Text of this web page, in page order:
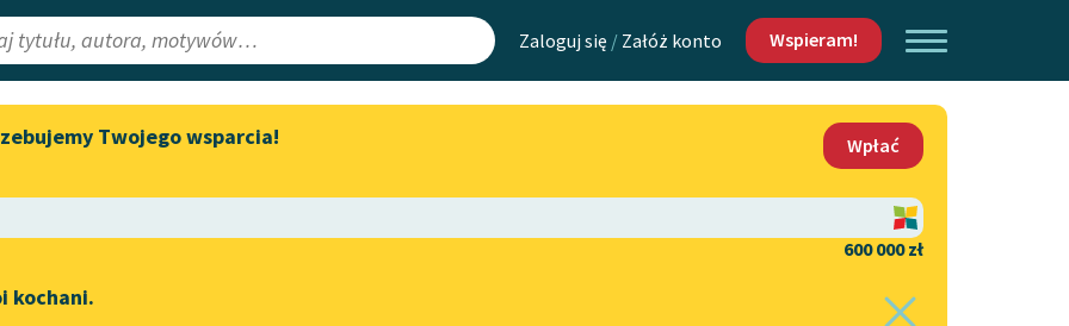
Zaloguj się / Załóż konto Wspieram!
Lektury
Aktualności
„Prokurator Alicja Horn” do
Mapa Wolnych Lektur
Leśmianator
Kontakt
O projekcie
Twojego wsparcia!
Wpłać
600 000 zł
kochani.